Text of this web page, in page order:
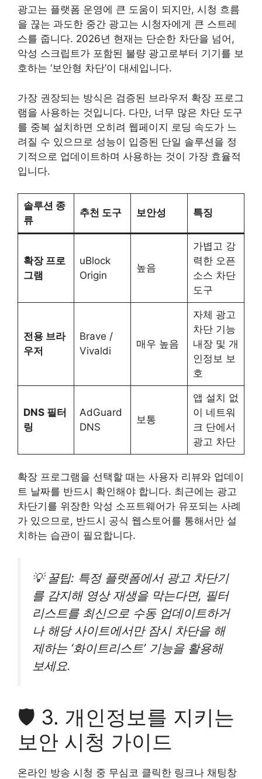
광고는 플랫폼 운영에 큰 도움이 되지만, 시청 흐름
을 끊는 과도한 중간 광고는 시청자에게 큰 스트레
스를 줍니다. 2026년 현재는 단순한 차단을 넘어,
악성 스크립트가 포함된 불량 광고로부터 기기를 보
호하는 ‘보안형 차단’이 대세입니다.
가장 권장되는 방식은 검증된 브라우저 확장 프로그
램을 사용하는 것입니다. 다만, 너무 많은 차단 도구
를 중복 설치하면 오히려 웹페이지 로딩 속도가 느
려질 수 있으므로 성능이 입증된 단일 솔루션을 정
기적으로 업데이트하며 사용하는 것이 가장 효율적
입니다.
솔루션 종
류
추천 도구 보안성 특징
확장 프로
그램
uBlock
Origin
높음
가볍고 강
력한 오픈
소스 차단
도구
전용 브라
우저
Brave /
Vivaldi
매우 높음
자체 광고
차단 기능
내장 및 개
인정보 보
호
DNS 필터
링
AdGuard
DNS
보통
앱 설치 없
이 네트워
크 단에서
광고 차단
확장 프로그램을 선택할 때는 사용자 리뷰와 업데이
트 날짜를 반드시 확인해야 합니다. 최근에는 광고
차단기를 위장한 악성 소프트웨어가 유포되는 사례
가 있으므로, 반드시 공식 웹스토어를 통해서만 설
치하는 습관이 필요합니다.
💡 꿀팁: 특정 플랫폼에서 광고 차단기
를 감지해 영상 재생을 막는다면, 필터
리스트를 최신으로 수동 업데이트하거
나 해당 사이트에서만 잠시 차단을 해
제하는 ‘화이트리스트’ 기능을 활용해
보세요.
🛡️ 3. 개인정보를 지키는
보안 시청 가이드
온라인 방송 시청 중 무심코 클릭한 링크나 채팅창